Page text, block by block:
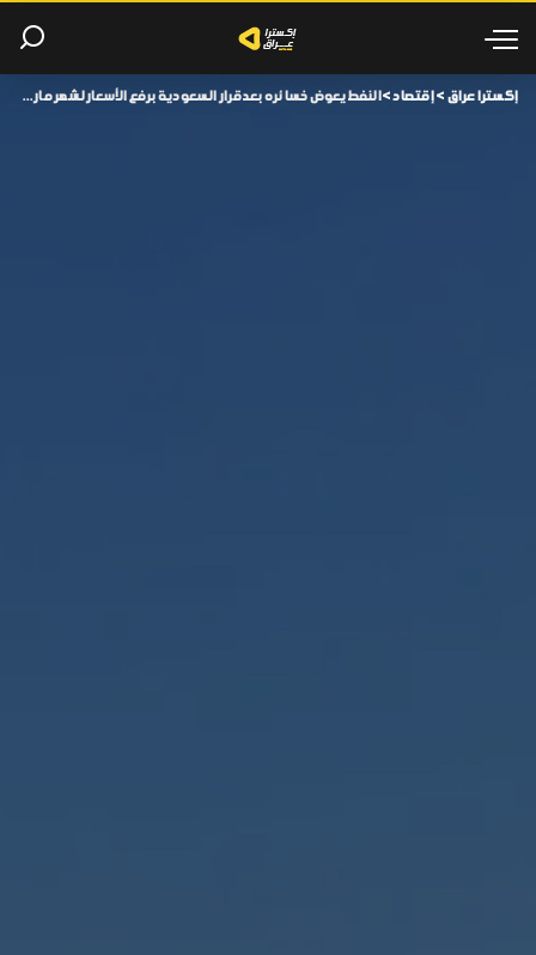
إكسترا عراق >إقتصاد>النفط يعوض خسائره بعد قرار السعودية برفع الأسعار لشهر مارس